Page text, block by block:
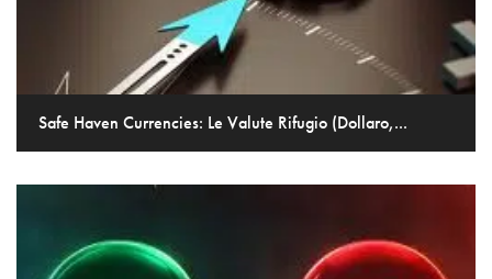
Safe Haven Currencies: Le Valute Rifugio (Dollaro,...